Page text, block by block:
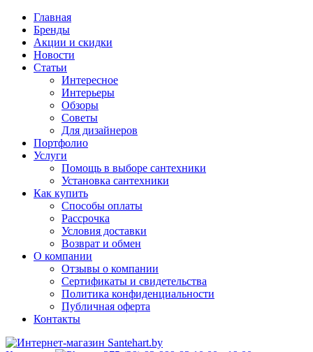
Главная
Бренды
Акции и скидки
Новости
Статьи
Интересное
Интерьеры
Обзоры
Советы
Для дизайнеров
Портфолио
Услуги
Помощь в выборе сантехники
Установка сантехники
Как купить
Способы оплаты
Рассрочка
Условия доставки
Возврат и обмен
О компании
Отзывы о компании
Сертификаты и свидетельства
Политика конфиденциальности
Публичная оферта
Контакты